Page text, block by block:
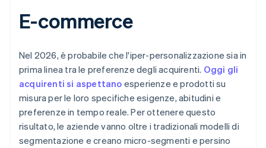
E-commerce
Nel 2026, è probabile che l'iper-personalizzazione sia in
prima linea tra le preferenze degli acquirenti. Oggi gli
acquirenti si aspettano esperienze e prodotti su
misura per le loro specifiche esigenze, abitudini e
preferenze in tempo reale. Per ottenere questo
risultato, le aziende vanno oltre i tradizionali modelli di
segmentazione e creano micro-segmenti e persino